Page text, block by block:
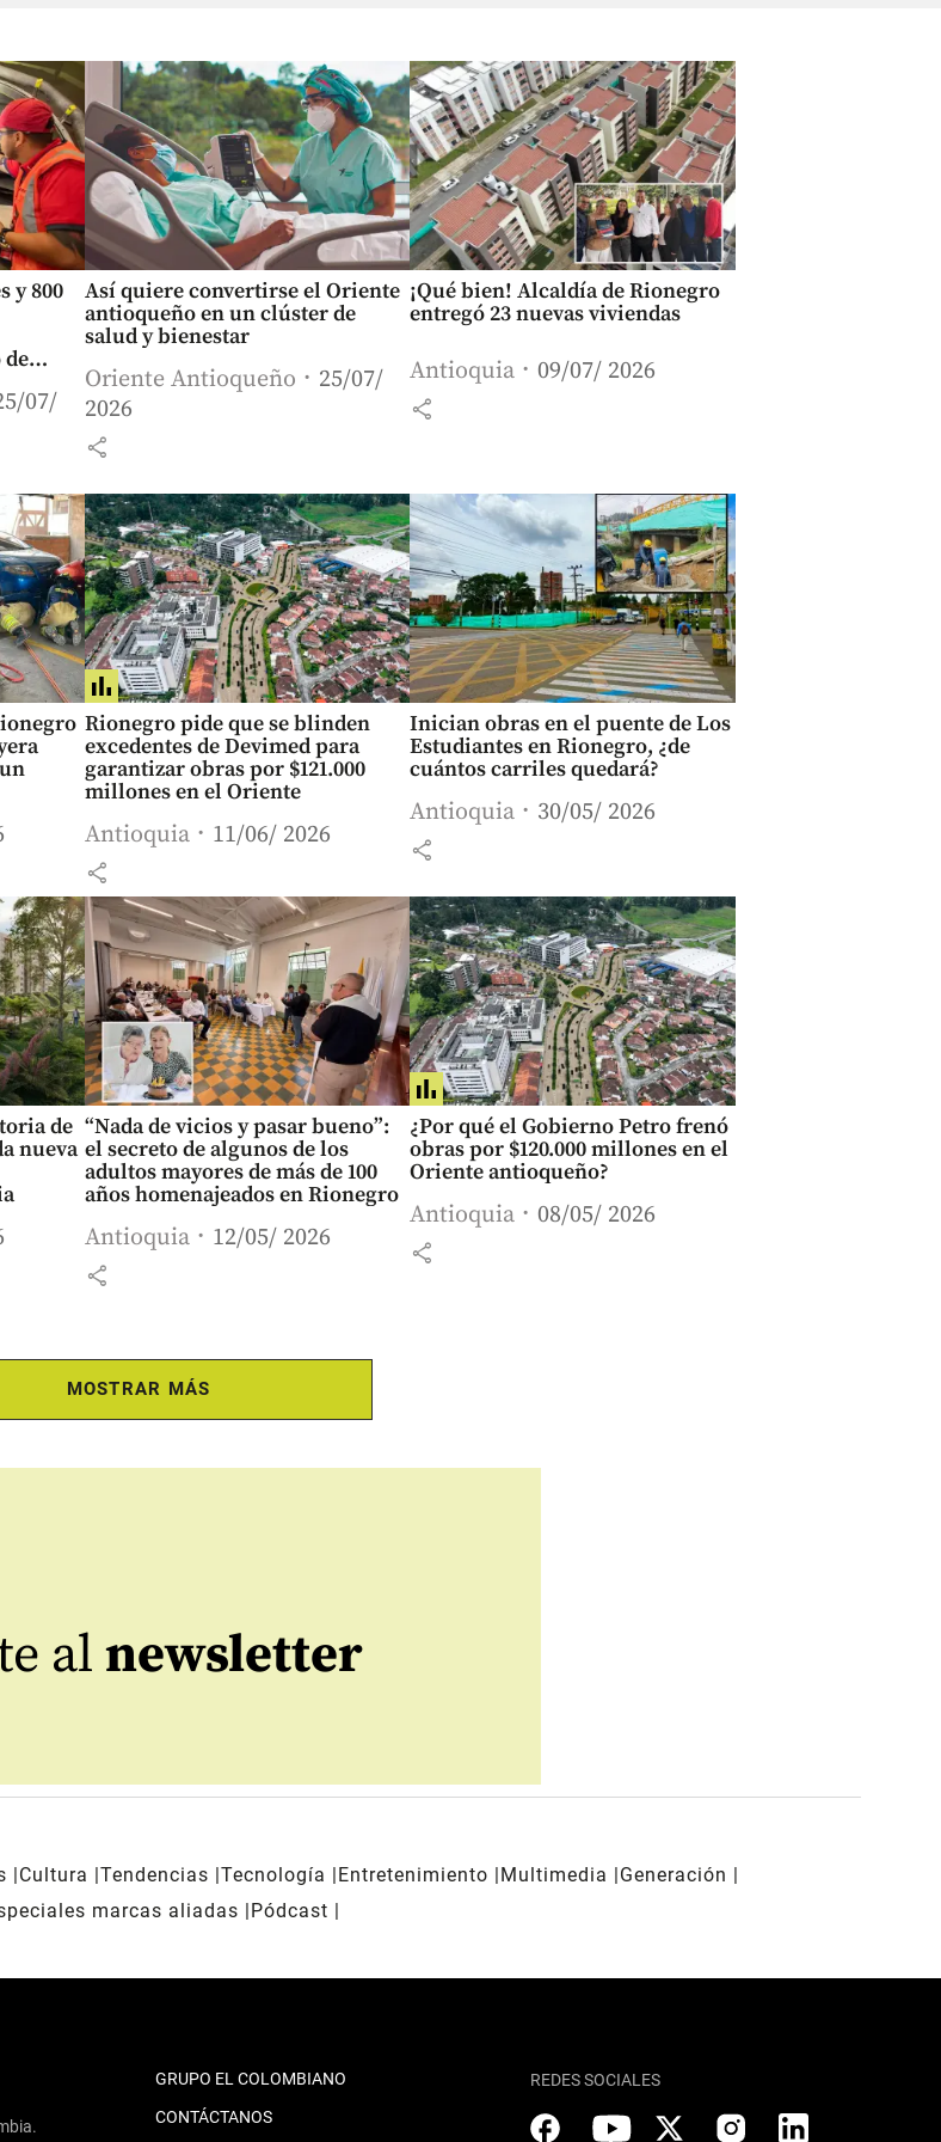
y 800
07/
Así quiere convertirse el Oriente
antioqueño en un clúster de
salud y bienestar
Oriente Antioqueño
25/07/
2026
share
¡Qué bien! Alcaldía de Rionegro
entregó 23 nuevas viviendas
Antioquia 09/07/ 2026
share
Rionegro pide que se blinden
excedentes de Devimed para
garantizar obras por $121.000
millones en el Oriente
Antioquia 11/06/ 2026
share
Inician obras en el puente de Los
Estudiantes en Rionegro, ¿de
cuántos carriles quedará?
Antioquia 30/05/ 2026
share
de
nueva
“Nada de vicios y pasar bueno”:
el secreto de algunos de los
adultos mayores de más de 100
años homenajeados en Rionegro
Antioquia 12/05/ 2026
share
¿Por qué el Gobierno Petro frenó
obras por $120.000 millones en el
Oriente antioqueño?
Antioquia 08/05/ 2026
share
MOSTRAR MÁS
al newsletter
Cultura Tendencias Tecnología Entretenimiento Multimedia
Generación
marcas aliadas
Pódcast
GRUPO EL COLOMBIANO
CONTÁCTANOS
REDES SOCIALES